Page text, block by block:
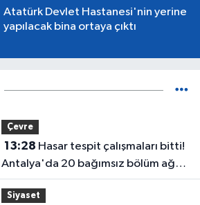
Atatürk Devlet Hastanesi'nin yerine
yapılacak bina ortaya çıktı
Çevre
13:28
Antalya'da 20 bağımsız bölüm ağır
hasar gördü
Siyaset